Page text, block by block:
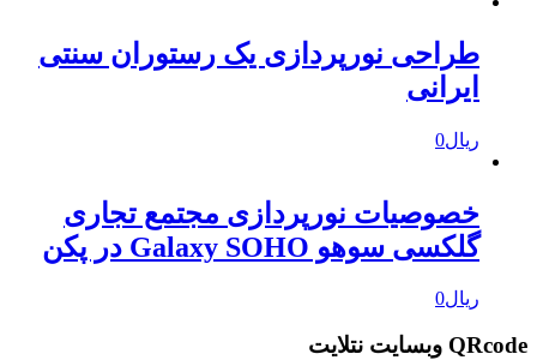
طراحی نورپردازی یک رستوران سنتی
ایرانی
ریال0
خصوصیات نورپردازی مجتمع تجاری
گلکسی سوهو Galaxy SOHO در پکن
ریال0
QRcode وبسایت نتلایت